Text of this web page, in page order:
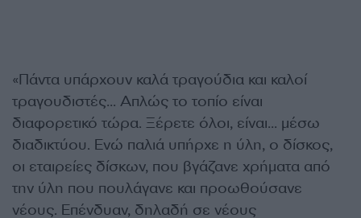
«Πάντα υπάρχουν καλά τραγούδια και καλοί
τραγουδιστές… Απλώς το τοπίο είναι
διαφορετικό τώρα. Ξέρετε όλοι, είναι… μέσω
διαδικτύου. Ενώ παλιά υπήρχε η ύλη, ο δίσκος,
οι εταιρείες δίσκων, που βγάζανε χρήματα από
την ύλη που πουλάγανε και προωθούσανε
νέους. Επένδυαν, δηλαδή σε νέους